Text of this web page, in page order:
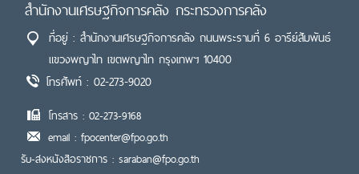
สำนักงานเศรษฐกิจการคลัง กระทรวงการคลัง
ที่อยู่ : สำนักงานเศรษฐกิจการคลัง ถนนพระรามที่ 6 อารีย์สัมพันธ์
แขวงพญาไท เขตพญาไท กรุงเทพฯ 10400
โทรศัพท์ : 02-273-9020
โทรสาร : 02-273-9168
email : fpocenter@fpo.go.th
รับ-ส่งหนังสือราชการ : saraban@fpo.go.th